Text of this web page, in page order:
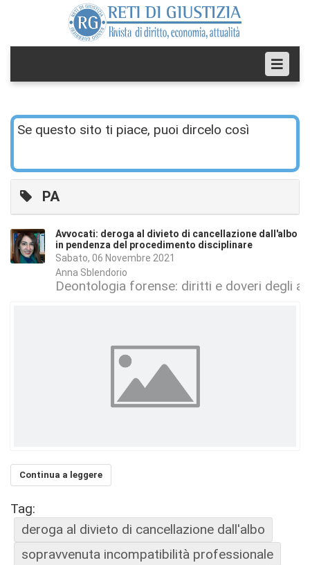
Se questo sito ti piace, puoi dircelo così
PA
Avvocati: deroga al divieto di cancellazione dall'albo
in pendenza del procedimento disciplinare
Sabato, 06 Novembre 2021
Anna Sblendorio
Deontologia forense: diritti e doveri degli
Continua a leggere
Tag:
deroga al divieto di cancellazione dall'albo
sopravvenuta incompatibilità professionale